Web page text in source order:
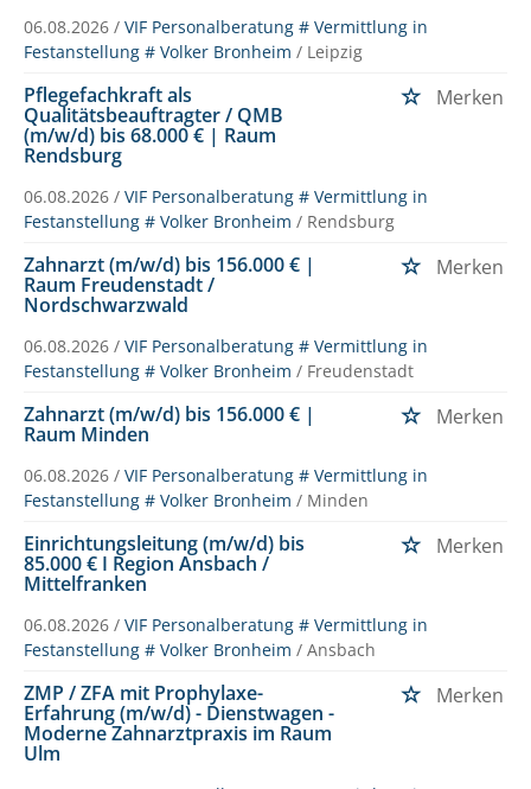
06.08.2026 / VIF Personalberatung # Vermittlung in
Festanstellung # Volker Bronheim / Leipzig
Pflegefachkraft als
Qualitätsbeauftragter / QMB
(m/w/d) bis 68.000 € | Raum
Rendsburg
Merken
06.08.2026 / VIF Personalberatung # Vermittlung in
Festanstellung # Volker Bronheim / Rendsburg
Zahnarzt (m/w/d) bis 156.000 € |
Raum Freudenstadt /
Nordschwarzwald
Merken
06.08.2026 / VIF Personalberatung # Vermittlung in
Festanstellung # Volker Bronheim / Freudenstadt
Zahnarzt (m/w/d) bis 156.000 € |
Raum Minden
Merken
06.08.2026 / VIF Personalberatung # Vermittlung in
Festanstellung # Volker Bronheim / Minden
Einrichtungsleitung (m/w/d) bis
85.000 € I Region Ansbach /
Mittelfranken
Merken
06.08.2026 / VIF Personalberatung # Vermittlung in
Festanstellung # Volker Bronheim / Ansbach
ZMP / ZFA mit Prophylaxe-
Erfahrung (m/w/d) - Dienstwagen -
Moderne Zahnarztpraxis im Raum
Ulm
Merken